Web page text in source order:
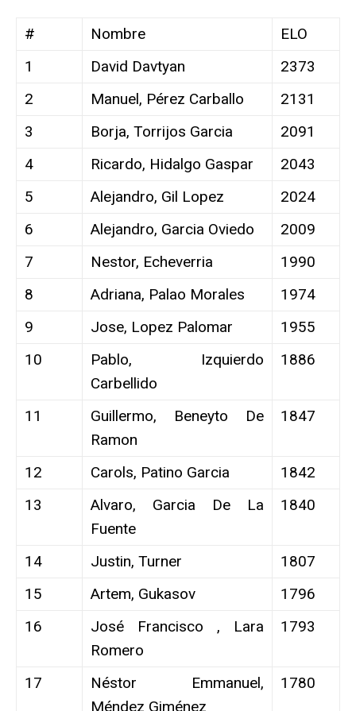
# Nombre
ELO
1
David Davtyan
2373
2
Manuel, Pérez Carballo
2131
3
Borja, Torrijos Garcia
2091
4
Ricardo, Hidalgo Gaspar
2043
5
Alejandro, Gil Lopez
2024
6
Alejandro, Garcia Oviedo
2009
7
Nestor, Echeverria
1990
8
Adriana, Palao Morales
1974
9
Jose, Lopez Palomar
1955
10
Pablo, Izquierdo
Carbellido
1886
11
Guillermo, Beneyto De
Ramon
1847
12 Carols, Patino Garcia
1842
13
Alvaro, Garcia De La
Fuente
1840
14 Justin, Turner
1807
15
Artem, Gukasov
1796
16
José Francisco , Lara
Romero
1793
17
Néstor Emmanuel,
Méndez Giménez
1780